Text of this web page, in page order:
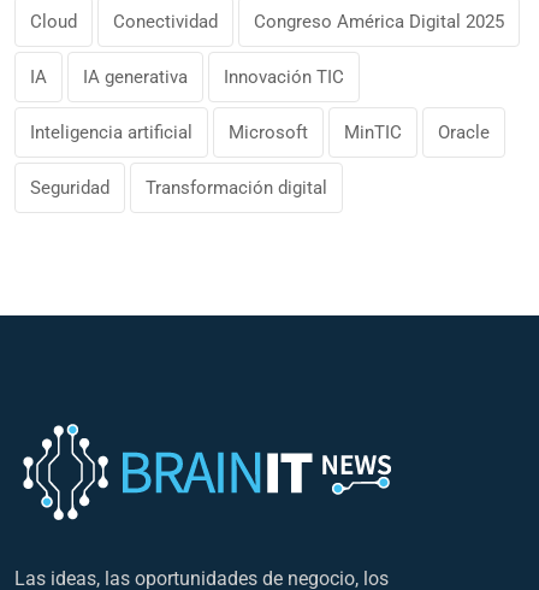
Cloud Conectividad Congreso América Digital 2025
IA IA generativa Innovación TIC
Inteligencia artificial Microsoft MinTIC Oracle
Seguridad Transformación digital
Las ideas, las oportunidades de negocio, los